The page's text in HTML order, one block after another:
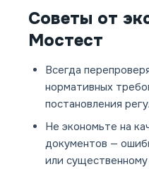
Советы от
Мостест
Всегда
нормативных
постановления
Не экономьте на
документов —
или